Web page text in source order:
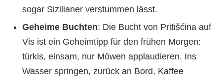
sogar Sizilianer verstummen lässt.
Geheime Buchten: Die Bucht von Pritišćina auf
Vis ist ein Geheimtipp für den frühen Morgen:
türkis, einsam, nur Möwen applaudieren. Ins
Wasser springen, zurück an Bord, Kaffee